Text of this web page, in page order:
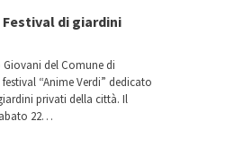
Festival di giardini
del Comune di
“Anime Verdi” dedicato
privati della città. Il
22…